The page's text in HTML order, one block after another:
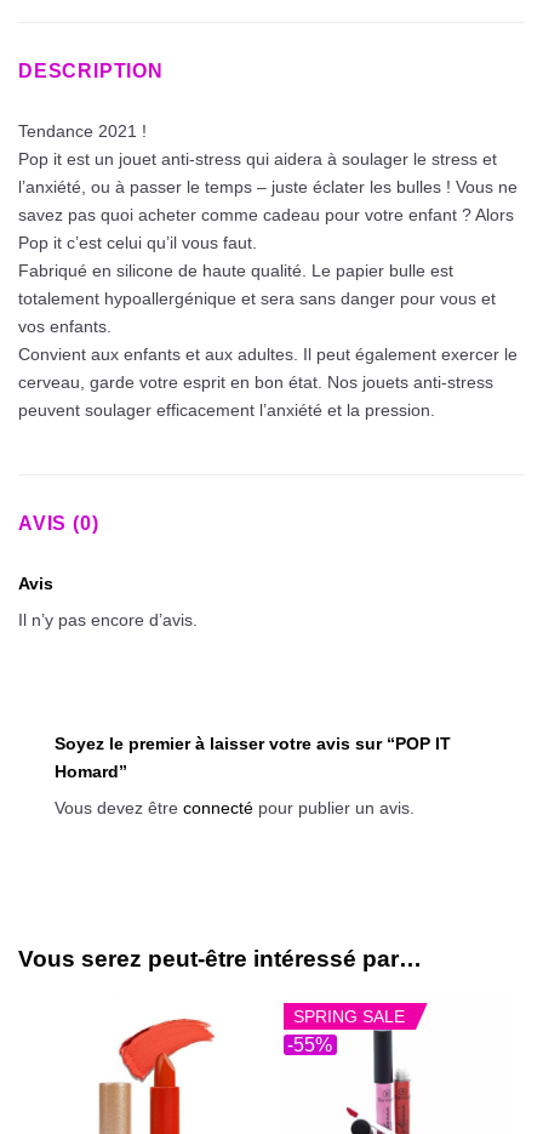
DESCRIPTION
Tendance 2021 !
Pop it est un jouet anti-stress qui aidera à soulager le stress et
l’anxiété, ou à passer le temps – juste éclater les bulles ! Vous ne
savez pas quoi acheter comme cadeau pour votre enfant ? Alors
Pop it c’est celui qu’il vous faut.
Fabriqué en silicone de haute qualité. Le papier bulle est
totalement hypoallergénique et sera sans danger pour vous et
vos enfants.
Convient aux enfants et aux adultes. Il peut également exercer le
cerveau, garde votre esprit en bon état. Nos jouets anti-stress
peuvent soulager efficacement l’anxiété et la pression.
AVIS (0)
Avis
Il n’y pas encore d’avis.
Soyez le premier à laisser votre avis sur “POP IT
Homard”
Vous devez être connecté pour publier un avis.
Vous serez peut-être intéressé par…
-55%
SPRING SALE